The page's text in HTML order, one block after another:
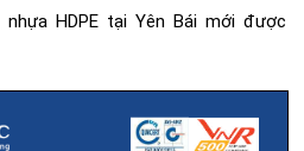
HDPE tại Yên Bái mới được